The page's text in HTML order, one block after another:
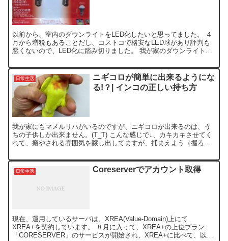
以前から、室内のダウンライトをLED化したいと思ってました。 ４
月から増税もあることだし、コストコで格安なLED球があり評判も
悪くないので、LED化に踏み切りました。 我が家のダウンライト
日常生活
ニギコロが簡単に出来るようにな
る!？| インコの正しい持ち方
我が家にもマメルリハがいるのですが、ニギコロが出来るのは、う
ちの子供しか出来ません。(T_T) こんな感じで↓、カキカキさせてく
れて、癒やされる雰囲気を醸し出してますが、捕まえよう（握ろ
日常生活 Coreserverでアカウント取得
現在、運用しているサーバは、XREA(Value-Domain)上にて
XREA+を契約しています。 ８月に入って、XREA+の上位プラン
「CORESERVER」のサービスが開始され、XREA+に比べて、以下